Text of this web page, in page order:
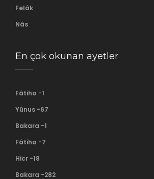
Felâk
Nâs
En çok okunan ayetler
Fâtiha -1
Yûnus -67
Bakara -1
Fâtiha -7
Hicr -18
Bakara -282